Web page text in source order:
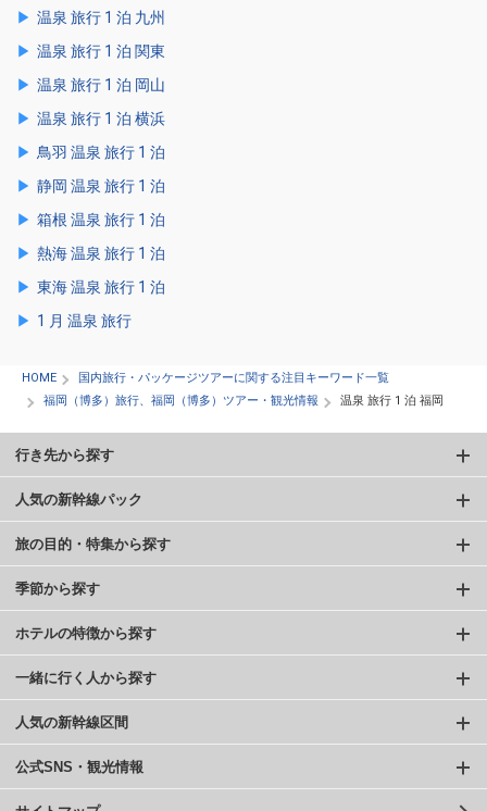
温泉 旅行 1 泊 九州
温泉 旅行 1 泊 関東
温泉 旅行 1 泊 岡山
温泉 旅行 1 泊 横浜
鳥羽 温泉 旅行 1 泊
静岡 温泉 旅行 1 泊
箱根 温泉 旅行 1 泊
熱海 温泉 旅行 1 泊
東海 温泉 旅行 1 泊
1 月 温泉 旅行
HOME
国内旅行・パッケージツアーに関する注目キーワード一覧
福岡（博多）旅行、福岡（博多）ツアー・観光情報
温泉 旅行 1 泊 福岡
行き先から探す
人気の新幹線パック
旅の目的・特集から探す
季節から探す
ホテルの特徴から探す
一緒に行く人から探す
人気の新幹線区間
公式SNS・観光情報